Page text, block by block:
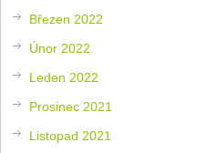
Březen 2022
Únor 2022
Leden 2022
Prosinec 2021
Listopad 2021